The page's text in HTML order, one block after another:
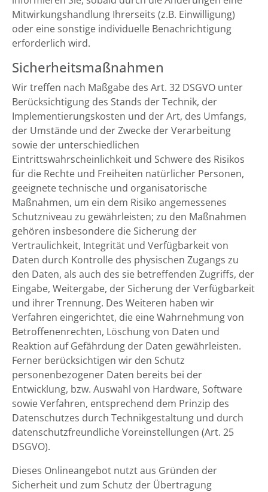
Mitwirkungshandlung Ihrerseits (z.B. Einwilligung)
oder eine sonstige individuelle Benachrichtigung
erforderlich wird.
Sicherheitsmaßnahmen
Wir treffen nach Maßgabe des Art. 32 DSGVO unter
Berücksichtigung des Stands der Technik, der
Implementierungskosten und der Art, des Umfangs,
der Umstände und der Zwecke der Verarbeitung
sowie der unterschiedlichen
Eintrittswahrscheinlichkeit und Schwere des Risikos
für die Rechte und Freiheiten natürlicher Personen,
geeignete technische und organisatorische
Maßnahmen, um ein dem Risiko angemessenes
Schutzniveau zu gewährleisten; zu den Maßnahmen
gehören insbesondere die Sicherung der
Vertraulichkeit, Integrität und Verfügbarkeit von
Daten durch Kontrolle des physischen Zugangs zu
den Daten, als auch des sie betreffenden Zugriffs, der
Eingabe, Weitergabe, der Sicherung der Verfügbarkeit
und ihrer Trennung. Des Weiteren haben wir
Verfahren eingerichtet, die eine Wahrnehmung von
Betroffenenrechten, Löschung von Daten und
Reaktion auf Gefährdung der Daten gewährleisten.
Ferner berücksichtigen wir den Schutz
personenbezogener Daten bereits bei der
Entwicklung, bzw. Auswahl von Hardware, Software
sowie Verfahren, entsprechend dem Prinzip des
Datenschutzes durch Technikgestaltung und durch
datenschutzfreundliche Voreinstellungen (Art. 25
DSGVO).
Dieses Onlineangebot nutzt aus Gründen der
Sicherheit und zum Schutz der Übertragung